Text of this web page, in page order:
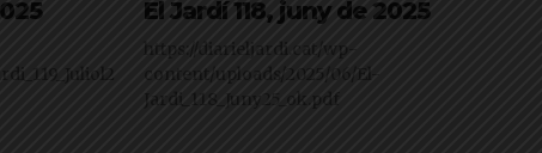
El Jardí 118, juny de 2025
https://diarieljardi.cat/wp-
content/uploads/2025/06/El-
Jardi_118_Juny25_ok.pdf